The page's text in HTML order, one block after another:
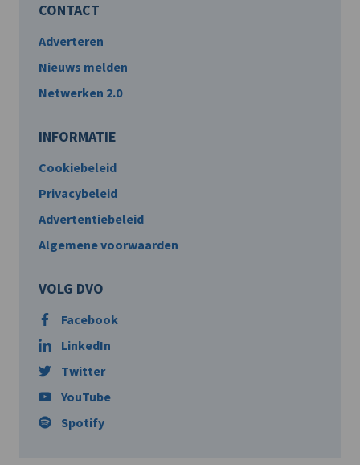
CONTACT
Adverteren
Nieuws melden
Netwerken 2.0
INFORMATIE
Cookiebeleid
Privacybeleid
Advertentiebeleid
Algemene voorwaarden
VOLG DVO
Facebook
LinkedIn
Twitter
YouTube
Spotify